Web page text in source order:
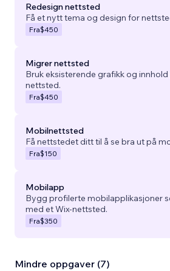
Redesign nettsted
Få et nytt tema og design for
Fra$450
Migrer nettsted
Bruk eksisterende grafikk og
nettsted.
Fra$450
Mobilnettsted
Få nettstedet ditt til å se bra ut på
Fra$150
Mobilapp
Bygg profilerte mobilapplikasjoner
med et Wix-nettsted.
Fra$350
Mindre oppgaver (7)